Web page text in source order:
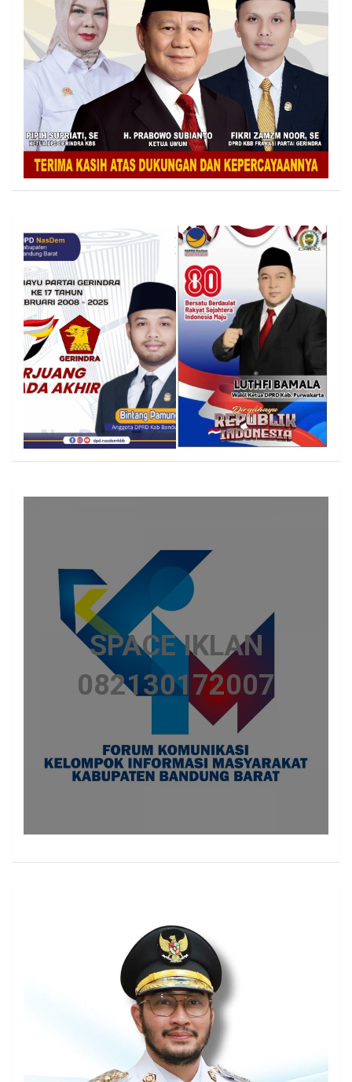
SPACE IKLAN
082130172007